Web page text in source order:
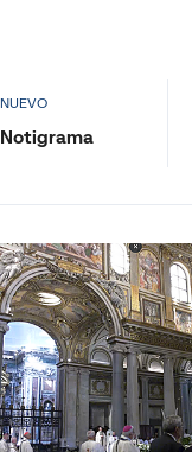
NUEVO
Notigrama